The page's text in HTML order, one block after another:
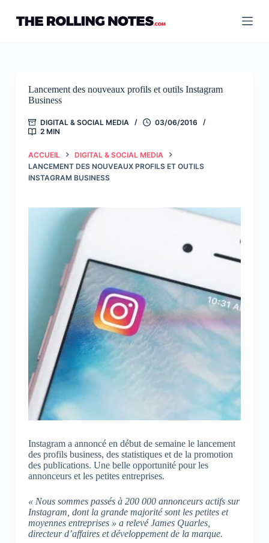
contenu
Lancement des nouveaux profils et outils Instagram
Business
DIGITAL & SOCIAL MEDIA
03/06/2016
2 MIN
ACCUEIL
DIGITAL & SOCIAL MEDIA
LANCEMENT DES NOUVEAUX PROFILS ET OUTILS
INSTAGRAM BUSINESS
Instagram a annoncé en début de semaine le lancement
des profils business, des statistiques et de la promotion
des publications. Une belle opportunité pour les
annonceurs et les petites entreprises.
« Nous sommes passés à 200 000 annonceurs actifs sur
Instagram, dont la grande majorité sont les petites et
moyennes entreprises » a relevé James Quarles,
directeur d’affaires et développement de la marque.